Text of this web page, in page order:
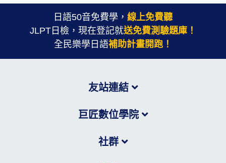
日語50音免費學， 線上免費聽
JLPT日檢，現在登記就送免費測驗題庫！
全民樂學日語補助計畫開跑！
友站連結
巨匠數位學院
社群